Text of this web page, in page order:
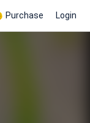
Purchase Login